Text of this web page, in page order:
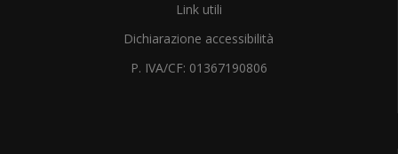
Link utili
Dichiarazione accessibilità
P. IVA/CF: 01367190806